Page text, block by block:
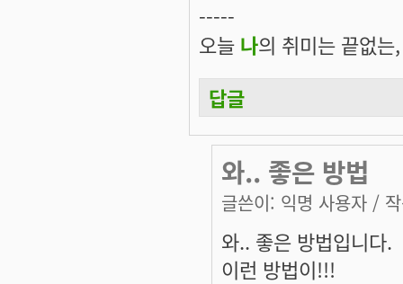
-----
오늘 나의 취미는 끝없
답글
와.. 좋은 방법
글쓴이: 익명 사용자 /
와.. 좋은 방법입니다.
이런 방법이!!!